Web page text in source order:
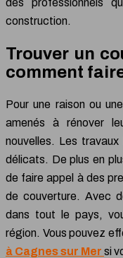
construction.
Trouver un
comment
Pour une raison ou
amenés à rénover
nouvelles. Les
délicats. De plus en
de faire appel à des
de couverture. Avec
dans tout le pays,
région. Vous pouvez
à Cagnes sur Mer si